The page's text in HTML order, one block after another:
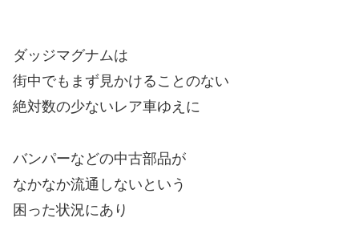
ダッジマグナムは
街中でもまず見かけることのない
絶対数の少ないレア車ゆえに
バンパーなどの中古部品が
なかなか流通しないという
困った状況にあり